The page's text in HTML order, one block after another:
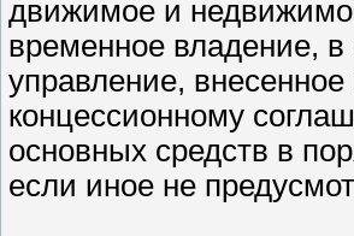
движимое и
временное владение,
управление,
концессионному
основных средств в
если иное не